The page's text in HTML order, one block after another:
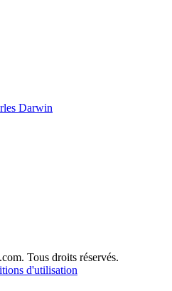
Darwin
Tous droits réservés.
d'utilisation